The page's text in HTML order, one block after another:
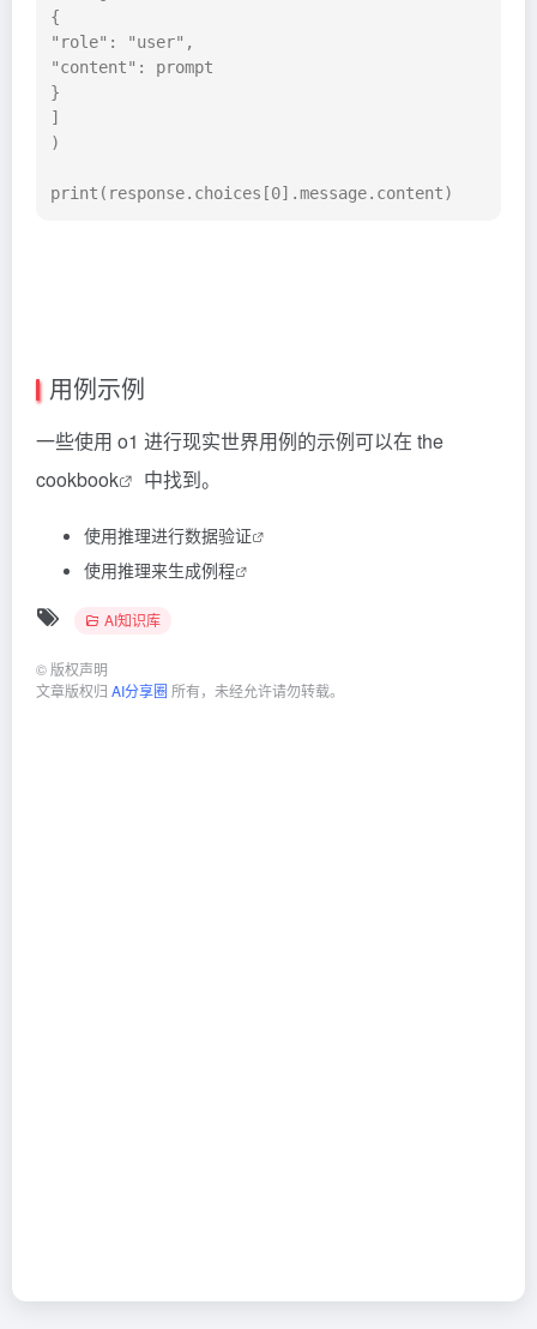
{
"role": "user",
"content": prompt
}
]
)
print(response.choices[0].message.content)
用例示例
一些使用 o1 进行现实世界用例的示例可以在 the
cookbook
中找到。
使用推理进行数据验证
使用推理来生成例程
AI知识库
© 版权声明
文章版权归 AI分享圈 所有，未经允许请勿转载。